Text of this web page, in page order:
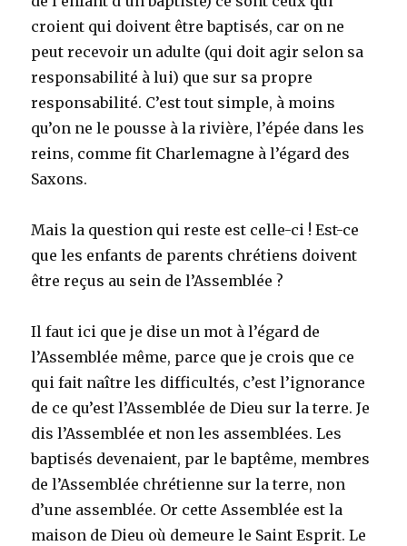
croient qui doivent être baptisés, car on ne
peut recevoir un adulte (qui doit agir selon sa
responsabilité à lui) que sur sa propre
responsabilité. C’est tout simple, à moins
qu’on ne le pousse à la rivière, l’épée dans les
reins, comme fit Charlemagne à l’égard des
Saxons.
Mais la question qui reste est celle-ci ! Est-ce
que les enfants de parents chrétiens doivent
être reçus au sein de l’Assemblée ?
Il faut ici que je dise un mot à l’égard de
l’Assemblée même, parce que je crois que ce
qui fait naître les difficultés, c’est l’ignorance
de ce qu’est l’Assemblée de Dieu sur la terre. Je
dis l’Assemblée et non les assemblées. Les
baptisés devenaient, par le baptême, membres
de l’Assemblée chrétienne sur la terre, non
d’une assemblée. Or cette Assemblée est la
maison de Dieu où demeure le Saint Esprit. Le